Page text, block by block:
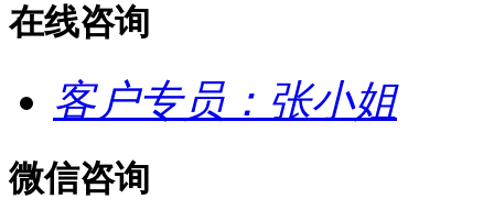
在线咨询
客户专员：张小姐
微信咨询